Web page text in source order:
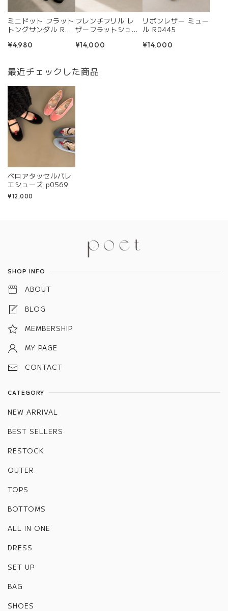
ミニドット フラット
トングサンダル R04
¥4,980
フレンチフリル レ
ザーフラットシュー
¥14,000
リボンレザー ミュー
ル R0445
¥14,000
最近チェックした商品
ベロアタッセルバレ
エシューズ p0569
¥12,000
SHOP INFO
ABOUT
BLOG
MEMBERSHIP
MY PAGE
CONTACT
CATEGORY
NEW ARRIVAL
BEST SELLERS
RESTOCK
OUTER
TOPS
BOTTOMS
ALL IN ONE
DRESS
SET UP
BAG
SHOES